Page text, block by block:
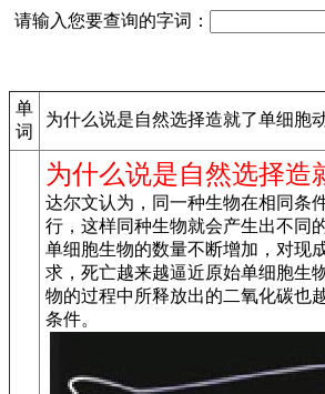
请输入您要查询的字词：
单
词
为什么说是自然选择造就了单细胞
为什么说是自然选择造
达尔文认为，同一种生物在相同条
行，这样同种生物就会产生出不同
单细胞生物的数量不断增加，对现
求，死亡越来越逼近原始单细胞生
物的过程中所释放出的二氧化碳也
条件。